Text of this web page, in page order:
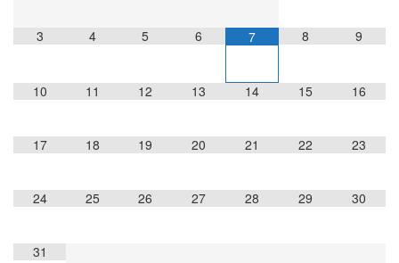
3 4 5 6 7 8 9
10 11 12 13 14 15 16
17 18 19 20 21 22 23
24 25 26 27 28 29 30
31